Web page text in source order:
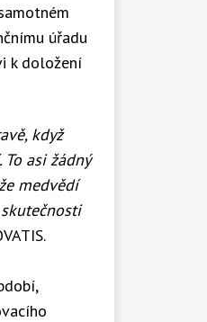
úřadu
k doložení
když
asi žádný
medvědí